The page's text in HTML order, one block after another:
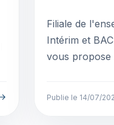
Filiale de
Intérim et
vous propose
Publie le 14/07/